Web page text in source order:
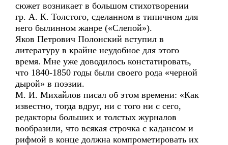
сюжет возникает в большом стихотворении
гр. А. К. Толстого, сделанном в типичном для
него былинном жанре («Слепой»).
Яков Петрович Полонский вступил в
литературу в крайне неудобное для этого
время. Мне уже доводилось констатировать,
что 1840-1850 годы были своего рода «черной
дырой» в поэзии.
М. И. Михайлов писал об этом времени: «Как
известно, тогда вдруг, ни с того ни с сего,
редакторы больших и толстых журналов
вообразили, что всякая строчка с кадансом и
рифмой в конце должна компрометировать их